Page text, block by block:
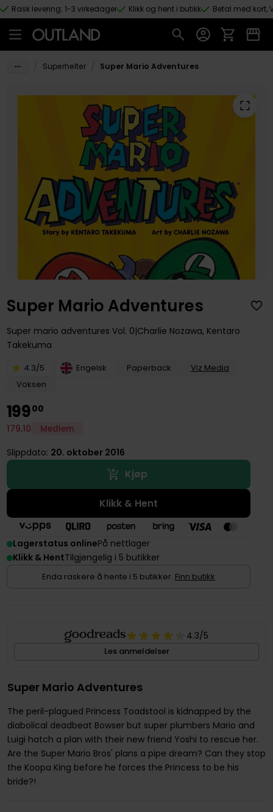
Hopp til hovedinnhold
Rask levering: 1-3 virkedager Klikk og hent i butikk Betal med kort,
Superhelter Super Mario Adventures
Super Mario Adventures
Super mario adventures Vol. 0 Charlie Nozawa, Kentaro
Takekuma
4.3/5 Engelsk Paperback
Viz Media
Voksen
19900
179,10 Medlem
Slippdato: 20. oktober 2016
Kjøp
Klikk & Hent
Lagerstatus onlinePå nettlager
Klikk & HentTilgjengelig i 5 butikker
Enda raskere å hente i 5 butikker. Finn butikk
4.3/5
Les anmeldelser
Super Mario Adventures
The peril-plagued Princess Toadstool is kidnapped by the
diabolical deadbeat Bowser but super plumbers Mario and
Luigi hatch a plan with their new friend Yoshi to rescue her.
Are the Super Mario Bros' plans a pipe dream? Can they stop
the Koopa King before he forces the Princess to be his
bride?!